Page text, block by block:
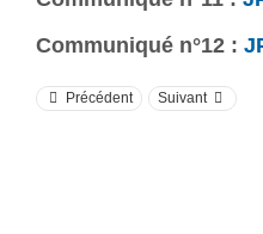
Communiqué n°12 :
Précédent Suivant